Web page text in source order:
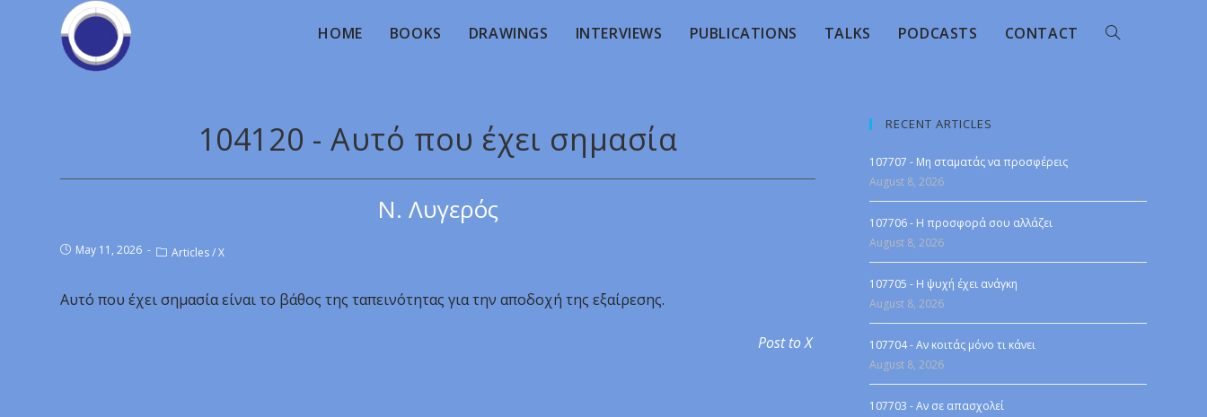
HOME BOOKS DRAWINGS INTERVIEWS PUBLICATIONS TALKS PODCASTS CONTACT
104120 - Αυτό που έχει σημασία
Ν. Λυγερός
May 11, 2026 Articles/X
Αυτό που έχει σημασία είναι το βάθος της ταπεινότητας για την αποδοχή της εξαίρεσης.
Post to X
RECENT ARTICLES
107707 - Μη σταματάς να προσφέρεις
August 8, 2026
107706 - Η προσφορά σου αλλάζει
August 8, 2026
107705 - Η ψυχή έχει ανάγκη
August 8, 2026
107704 - Αν κοιτάς μόνο τι κάνει
August 8, 2026
107703 - Αν σε απασχολεί